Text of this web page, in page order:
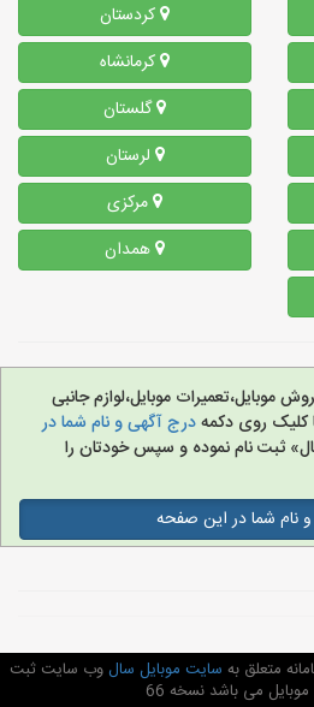
کردستان
کرمانشاه
گلستان
لرستان
مرکزی
همدان
موبایل،تعمیرات موبایل،لوازم جانبی
کلیک روی دکمهدرج آگهی و نام شما در
ثبت نام نموده و سپس خودتان را
نام شما در این صفحه
متعلق به سایت موبایل سال وب سایت ثبت
می باشد نسخه 66